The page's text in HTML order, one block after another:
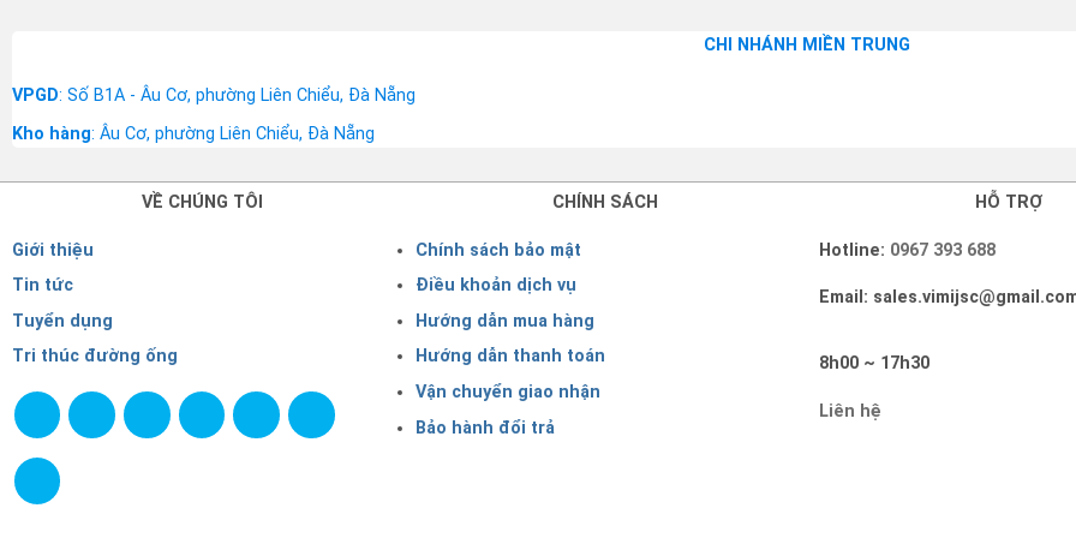
CHI NHÁNH MIỀN TRUNG
VPGD: Số B1A - Âu Cơ, phường Liên Chiểu, Đà Nẵng
Kho hàng: Âu Cơ, phường Liên Chiểu, Đà Nẵng
VỀ CHÚNG TÔI
Giới thiệu
Tin tức
Tuyển dụng
Tri thúc đường ống
CHÍNH SÁCH
Chính sách bảo mật
Điều khoản dịch vụ
Hướng dẫn mua hàng
Hướng dẫn thanh toán
Vận chuyển giao nhận
Bảo hành đổi trả
HỖ TRỢ
Hotline: 0967 393 688
Email:
8h00 ~ 17h30
Liên hệ